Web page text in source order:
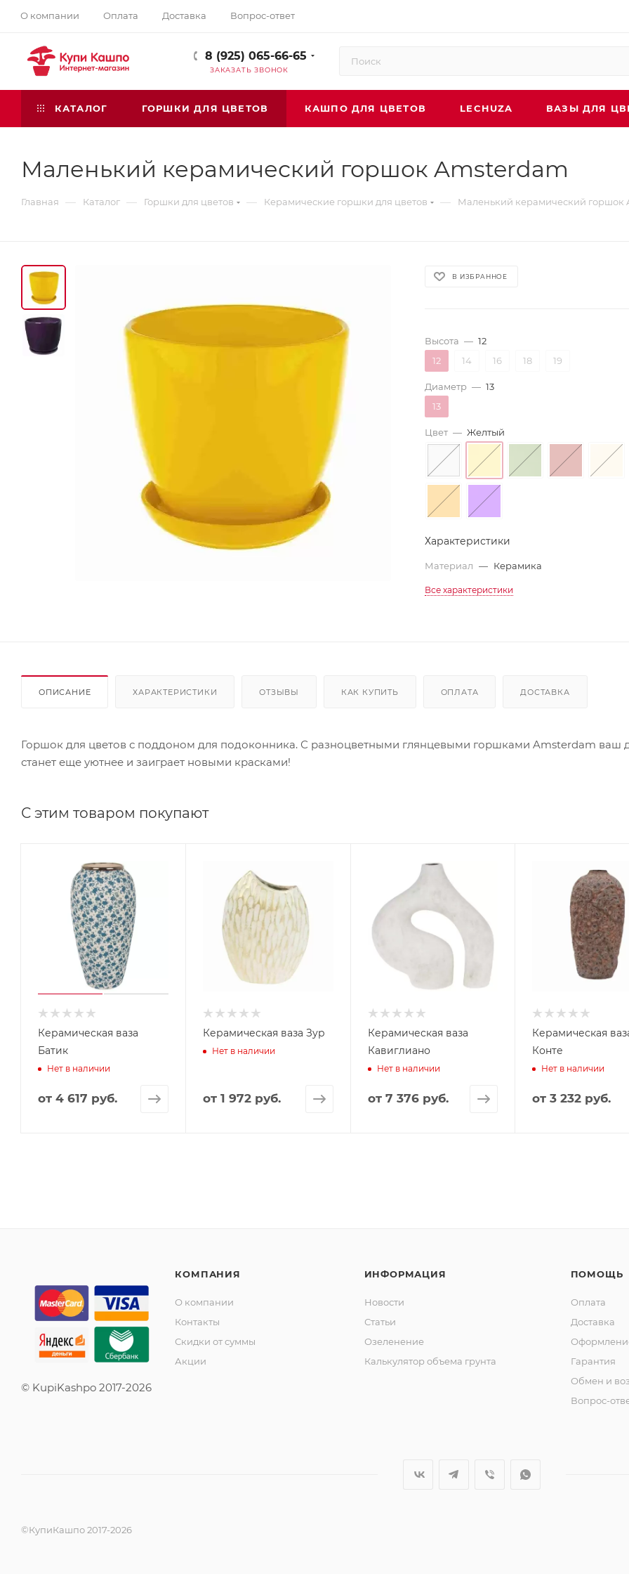
О компании Оплата Доставка Вопрос-ответ
8 (925) 065-66-65
ЗАКАЗАТЬ ЗВОНОК
КАТАЛОГ ГОРШКИ ДЛЯ ЦВЕТОВ КАШПО ДЛЯ ЦВЕТОВ LECHUZA ВАЗЫ ДЛЯ
Маленький керамический горшок Amsterdam
Главная — Каталог — Горшки для цветов — Керамические горшки для цветов — Маленький керамический горшок
В ИЗБРАННОЕ
Высота — 12
12
14 16 18 19
Диаметр — 13
13
Цвет — Желтый
Характеристики
Материал — Керамика
Все характеристики
ОПИСАНИЕ ХАРАКТЕРИСТИКИ ОТЗЫВЫ КАК КУПИТЬ ОПЛАТА ДОСТАВКА
Горшок для цветов с поддоном для подоконника. С разноцветными глянцевыми горшками Amsterdam ваш
станет еще уютнее и заиграет новыми красками!
С этим товаром покупают
Керамическая ваза
Батик
Нет в наличии
от 4 617 руб.
Керамическая ваза Зур
Нет в наличии
от 1 972 руб.
Керамическая ваза
Кавиглиано
Нет в наличии
от 7 376 руб.
Керамическая
Конте
Нет в наличии
от3 232 руб.
© KupiKashpo 2017-2026
КОМПАНИЯ
О компании
Контакты
Скидки от суммы
Акции
ИНФОРМАЦИЯ
Новости
Статьи
Озеленение
Калькулятор объема грунта
ПОМОЩЬ
Оплата
Доставка
Гарантия
Обмен и
Вопрос-
©КупиКашпо 2017-2026